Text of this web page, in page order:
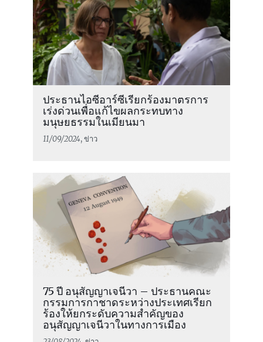
ประธานไอซีอาร์ซีเรียกร้องมาตรการ
เร่งด่วนเพื่อแก้ไขผลกระทบทาง
มนุษยธรรมในเมียนมา
11/09/2024, ข่าว
75 ปี อนุสัญญาเจนีวา – ประธานคณะ
กรรมการกาชาดระหว่างประเทศเรียก
ร้องให้ยกระดับความสำคัญของ
อนุสัญญาเจนีวาในทางการเมือง